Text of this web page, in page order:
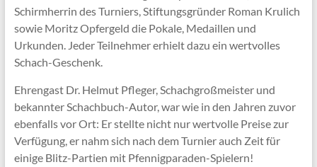
Schirmherrin des Turniers, Stiftungsgründer Roman Krulich
sowie Moritz Opfergeld die Pokale, Medaillen und
Urkunden. Jeder Teilnehmer erhielt dazu ein wertvolles
Schach-Geschenk.
Ehrengast Dr. Helmut Pfleger, Schachgroßmeister und
bekannter Schachbuch-Autor, war wie in den Jahren zuvor
ebenfalls vor Ort: Er stellte nicht nur wertvolle Preise zur
Verfügung, er nahm sich nach dem Turnier auch Zeit für
einige Blitz-Partien mit Pfennigparaden-Spielern!